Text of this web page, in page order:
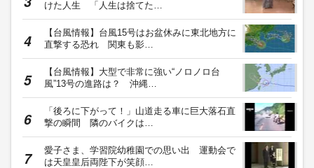
けた人生 「人生は捨てた…
【台風情報】台風15号はお盆休みに東北地方に
直撃する恐れ 関東も影…
【台風情報】大型で非常に強い“ノロノロ台
風”13号の進路は？ 沖縄…
「後ろに下がって！」山道走る車に巨大落石直
撃の瞬間 隣のバイクは…
愛子さま、学習院幼稚園での思い出 運動会で
は天皇皇后両陛下が笑顔…